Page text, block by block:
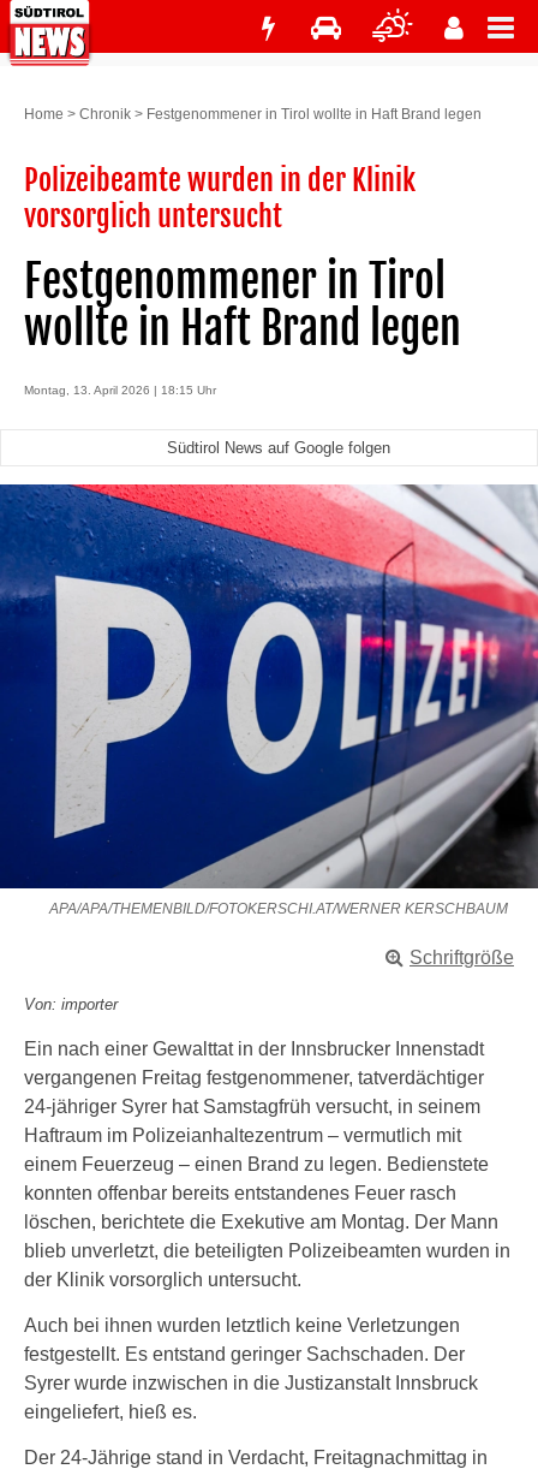
Home > Chronik > Festgenommener in Tirol wollte in Haft Brand legen
Polizeibeamte wurden in der Klinik
vorsorglich untersucht
Festgenommener in Tirol
wollte in Haft Brand legen
Montag, 13. April 2026 | 18:15 Uhr
Südtirol News auf Google folgen
APA/APA/THEMENBILD/FOTOKERSCHI.AT/WERNER KERSCHBAUM
Schriftgröße
Von: importer
Ein nach einer Gewalttat in der Innsbrucker Innenstadt
vergangenen Freitag festgenommener, tatverdächtiger
24-jähriger Syrer hat Samstagfrüh versucht, in seinem
Haftraum im Polizeianhaltezentrum – vermutlich mit
einem Feuerzeug – einen Brand zu legen. Bedienstete
konnten offenbar bereits entstandenes Feuer rasch
löschen, berichtete die Exekutive am Montag. Der Mann
blieb unverletzt, die beteiligten Polizeibeamten wurden in
der Klinik vorsorglich untersucht.
Auch bei ihnen wurden letztlich keine Verletzungen
festgestellt. Es entstand geringer Sachschaden. Der
Syrer wurde inzwischen in die Justizanstalt Innsbruck
eingeliefert, hieß es.
Der 24-Jährige stand in Verdacht, Freitagnachmittag in